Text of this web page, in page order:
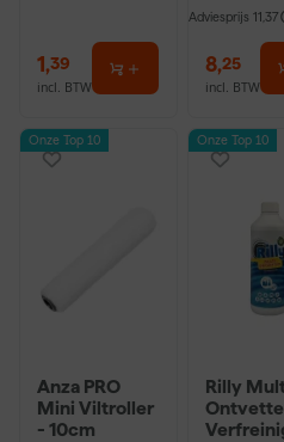
1,39
incl. BTW
Adviesprijs 11,37
8,25
incl. BTW
Onze Top 10
Anza PRO
Mini Viltroller
- 10cm
Onze Top 10
Rilly